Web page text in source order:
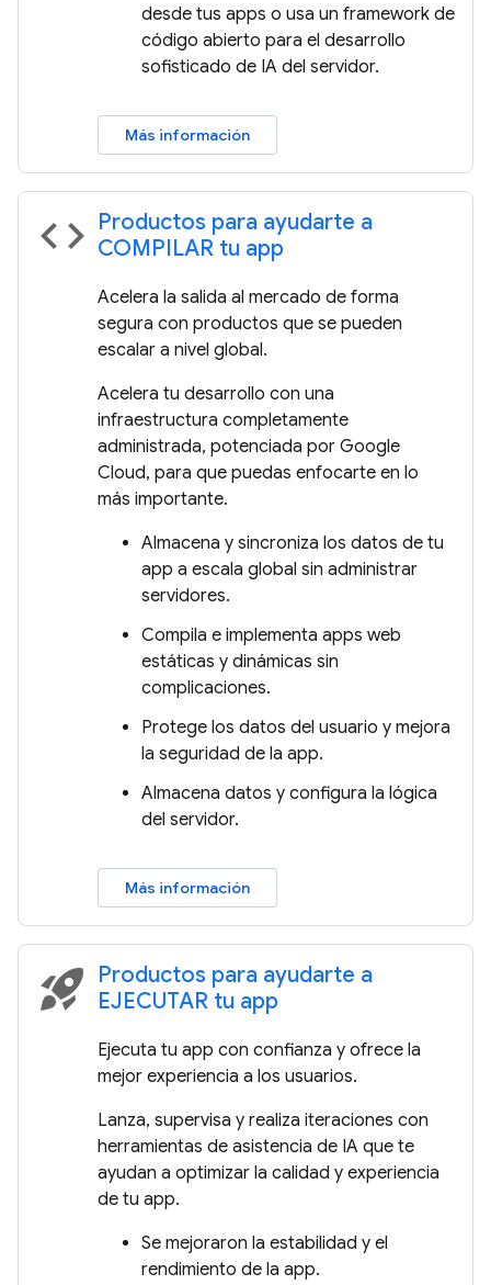
desde tus apps o usa un framework de
código abierto para el desarrollo
sofisticado de IA del servidor.
Más información
code Productos para ayudarte a
COMPILAR tu app
Acelera la salida al mercado de forma
segura con productos que se pueden
escalar a nivel global.
Acelera tu desarrollo con una
infraestructura completamente
administrada, potenciada por Google
Cloud, para que puedas enfocarte en lo
más importante.
Almacena y sincroniza los datos de tu
app a escala global sin administrar
servidores.
Compila e implementa apps web
estáticas y dinámicas sin
complicaciones.
Protege los datos del usuario y mejora
la seguridad de la app.
Almacena datos y configura la lógica
del servidor.
Más información
rocket_launch Productos para ayudarte a
EJECUTAR tu app
Ejecuta tu app con confianza y ofrece la
mejor experiencia a los usuarios.
Lanza, supervisa y realiza iteraciones con
herramientas de asistencia de IA que te
ayudan a optimizar la calidad y experiencia
de tu app.
Se mejoraron la estabilidad y el
rendimiento de la app.